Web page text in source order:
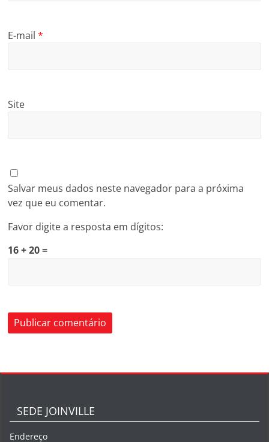
E-mail*
Site
Salvar meus dados neste navegador para a próxima
vez que eu comentar.
Favor digite a resposta em dígitos:
16 + 20 =
SEDE JOINVILLE
Endereço